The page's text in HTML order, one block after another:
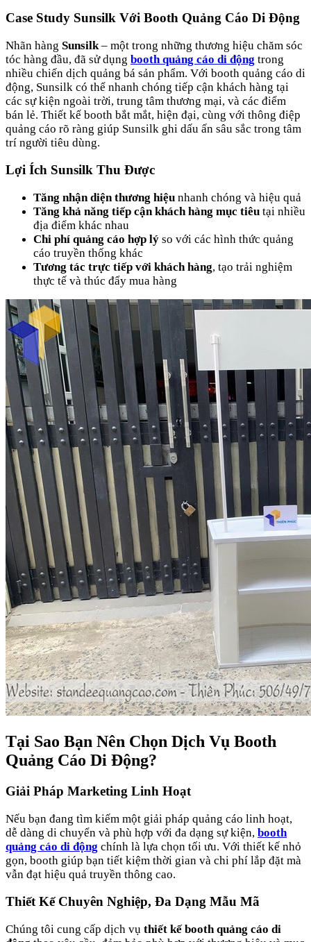
Case Study Sunsilk Với Booth Quảng Cáo Di Động
Nhãn hàng Sunsilk – một trong những thương hiệu chăm sóc
tóc hàng đầu, đã sử dụng booth quảng cáo di động trong
nhiều chiến dịch quảng bá sản phẩm. Với booth quảng cáo di
động, Sunsilk có thể nhanh chóng tiếp cận khách hàng tại
các sự kiện ngoài trời, trung tâm thương mại, và các điểm
bán lẻ. Thiết kế booth bắt mắt, hiện đại, cùng với thông điệp
quảng cáo rõ ràng giúp Sunsilk ghi dấu ấn sâu sắc trong tâm
trí người tiêu dùng.
Lợi Ích Sunsilk Thu Được
Tăng nhận diện thương hiệu nhanh chóng và hiệu quả
Tăng khả năng tiếp cận khách hàng mục tiêu tại nhiều
địa điểm khác nhau
Chi phí quảng cáo hợp lý so với các hình thức quảng
cáo truyền thống khác
Tương tác trực tiếp với khách hàng, tạo trải nghiệm
thực tế và thúc đẩy mua hàng
Tại Sao Bạn Nên Chọn Dịch Vụ Booth
Quảng Cáo Di Động?
Giải Pháp Marketing Linh Hoạt
Nếu bạn đang tìm kiếm một giải pháp quảng cáo linh hoạt,
dễ dàng di chuyển và phù hợp với đa dạng sự kiện, booth
quảng cáo di động chính là lựa chọn tối ưu. Với thiết kế nhỏ
gọn, booth giúp bạn tiết kiệm thời gian và chi phí lắp đặt mà
vẫn đạt hiệu quả truyền thông cao.
Thiết Kế Chuyên Nghiệp, Đa Dạng Mẫu Mã
Chúng tôi cung cấp dịch vụ thiết kế booth quảng cáo di